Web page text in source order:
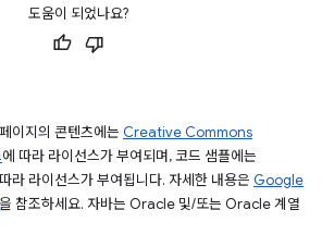
도움이 되었나요?
이지의 콘텐츠에는 Creative Commons
에 따라 라이선스가 부여되며, 코드 샘플에는
라 라이선스가 부여됩니다. 자세한 내용은 Google
을 참조하세요. 자바는 Oracle 및/또는 Oracle 계열